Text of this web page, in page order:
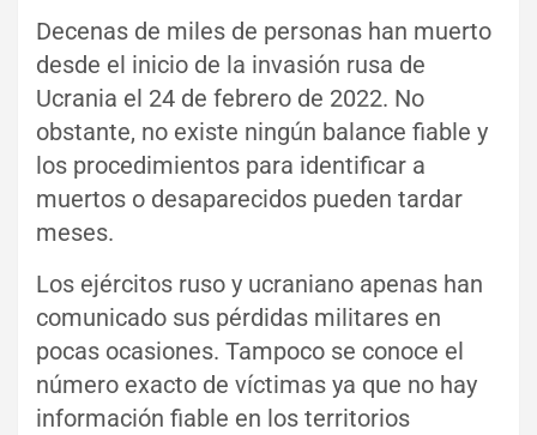
Decenas de miles de personas han muerto
desde el inicio de la invasión rusa de
Ucrania el 24 de febrero de 2022. No
obstante, no existe ningún balance fiable y
los procedimientos para identificar a
muertos o desaparecidos pueden tardar
meses.
Los ejércitos ruso y ucraniano apenas han
comunicado sus pérdidas militares en
pocas ocasiones. Tampoco se conoce el
número exacto de víctimas ya que no hay
información fiable en los territorios